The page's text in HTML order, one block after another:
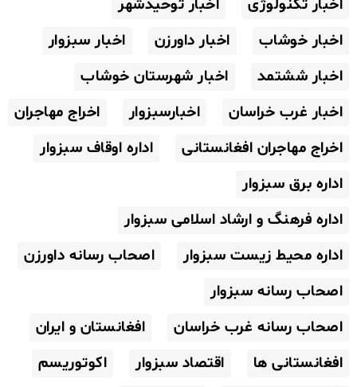
اخبار تکنولوژی
اخبار توحیدشهر
اخبار خوشاب
اخبار داورزن
اخبار سبزوار
اخبار ششتمد
اخبار شهرستان خوشاب
اخبار غرب خراسان
اخبارسبزوار
اخراج مهاجران
اخراج مهاجران افغانستانی
اداره اوقاف سبزوار
اداره برق سبزوار
اداره فرهنگ و ارشاد اسلامی سبزوار
اداره محیط زیست سبزوار
اصحاب رسانه داورزن
اصحاب رسانه سبزوار
اصحاب رسانه غرب خراسان
افغانستان و ایران
افغانستانی ها
اقتصاد سبزوار
اکوتوریسم